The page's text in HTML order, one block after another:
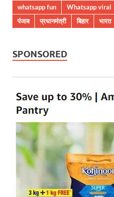
whatsapp fun
Whatsapp viral
पंजाब
प्रधानमंत्री बिहार भारत
SPONSORED